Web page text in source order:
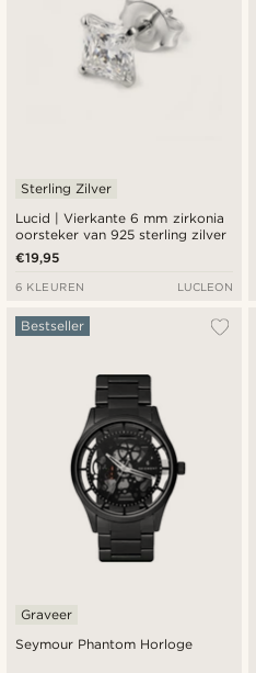
Lucid | Vierkante 6 mm zirkonia
oorsteker van 925 sterling zilver
Sterling Zilver
€19,95
6 KLEUREN LUCLEON
Seymour Phantom Horloge
Bestseller
Graveer